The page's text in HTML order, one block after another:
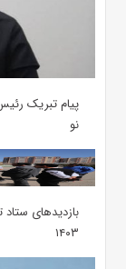
پیام تبریک
نو
بازدیدهای
۱۴۰۳